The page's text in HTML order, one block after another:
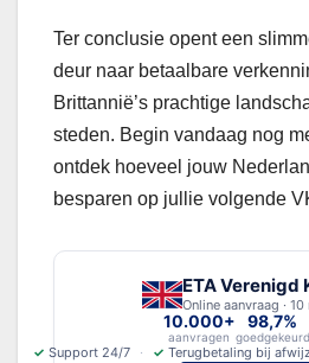
Ter conclusie opent een
deur naar betaalbare
Brittannië’s prachtige
steden. Begin vandaag nog
ontdek hoeveel jouw
besparen op jullie volgende
ETA Verenigd
Online aanvraag ·
10.000+
aanvragen
98,7%
goedgekeurd
✓ Support 24/7 ✓ Terugbetaling bij